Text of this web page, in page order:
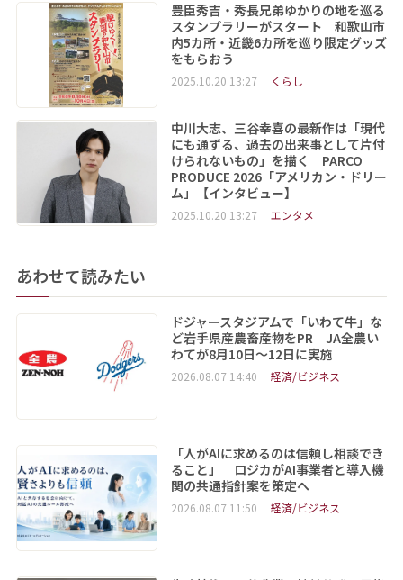
豊臣秀吉・秀長兄弟ゆかりの地を巡る
スタンプラリーがスタート 和歌山市
内5カ所・近畿6カ所を巡り限定グッズ
をもらおう
2025.10.20 13:27 くらし
中川大志、三谷幸喜の最新作は「現代
にも通ずる、過去の出来事として片付
けられないもの」を描く PARCO
PRODUCE 2026「アメリカン・ドリー
ム」【インタビュー】
2025.10.20 13:27 エンタメ
あわせて読みたい
ドジャースタジアムで「いわて牛」な
ど岩手県産農畜産物をPR JA全農い
わてが8月10日～12日に実施
2026.08.07 14:40 経済/ビジネス
「人がAIに求めるのは信頼し相談でき
ること」 ロジカがAI事業者と導入機
関の共通指針案を策定へ
2026.08.07 11:50 経済/ビジネス